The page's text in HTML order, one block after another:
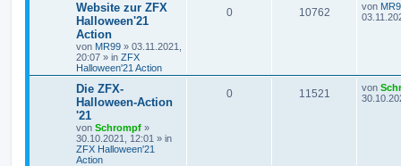
Website zur ZFX
Halloween'21
Action
von MR99 » 03.11.2021,
20:07 » in ZFX
Halloween'21 Action
0 10762 von
Die ZFX-
Halloween-Action
'21
von Schrompf »
30.10.2021, 12:01 » in
ZFX Halloween'21
Action
0 11521 von